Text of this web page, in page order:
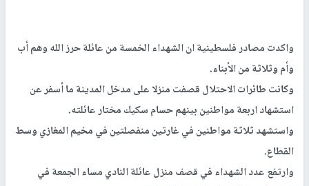
واكدت مصادر فلسطينية ان الشهداء الخمسة من عائلة حرز الله وهم أب
وأم وثلاثة من الأبناء.
وكانت طائرات الاحتلال قصفت منزلا على مدخل المدينة ما أسفر عن
استشهاد اربعة مواطنين بينهم حسام سكيك مختار عائلته.
واستشهد ثلاثة مواطنين في غارتين منفصلتين في مخيم المغازي وسط
القطاع.
وارتفع عدد الشهداء في قصف منزل عائلة النادي مساء الجمعة في